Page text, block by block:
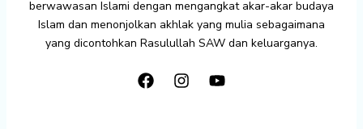
berwawasan Islami dengan mengangkat akar-akar budaya
Islam dan menonjolkan akhlak yang mulia sebagaimana
yang dicontohkan Rasulullah SAW dan keluarganya.